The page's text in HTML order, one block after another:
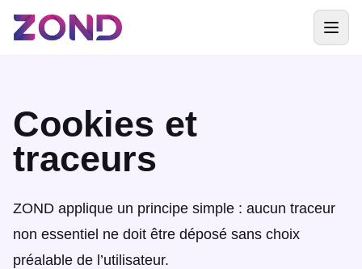
Cookies et
traceurs
ZOND applique un principe simple : aucun traceur
non essentiel ne doit être déposé sans choix
préalable de l’utilisateur.